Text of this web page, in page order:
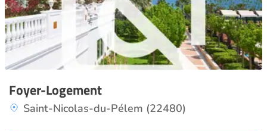
Foyer-Logement
Saint-Nicolas-du-Pélem (22480)